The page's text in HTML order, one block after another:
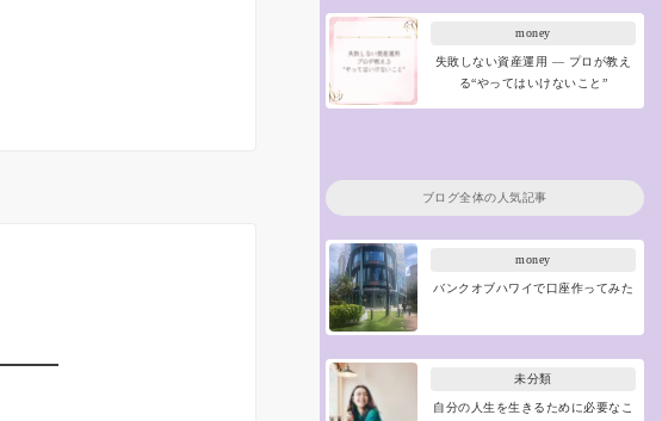
money
失敗しない資産運用 ― プロが教え
る“やってはいけないこと”
ブログ全体の人気記事
money
バンクオブハワイで口座作ってみた
未分類
自分の人生を生きるために必要なこ